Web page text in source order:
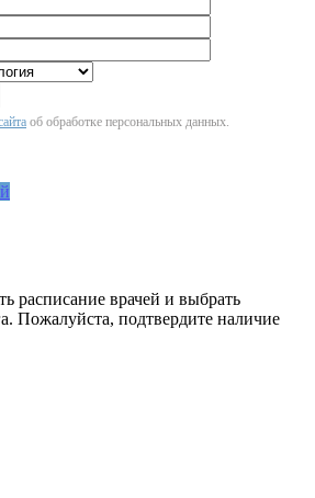
об обработке персональных данных.
расписание врачей и выбрать
Пожалуйста, подтвердите наличие